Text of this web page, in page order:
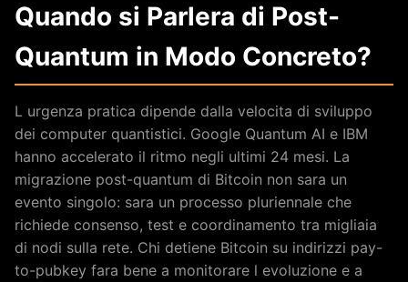
Quando si Parlera di Post-
Quantum in Modo Concreto?
L urgenza pratica dipende dalla velocita di sviluppo
dei computer quantistici. Google Quantum AI e IBM
hanno accelerato il ritmo negli ultimi 24 mesi. La
migrazione post-quantum di Bitcoin non sara un
evento singolo: sara un processo pluriennale che
richiede consenso, test e coordinamento tra migliaia
di nodi sulla rete. Chi detiene Bitcoin su indirizzi pay-
to-pubkey fara bene a monitorare l evoluzione e a